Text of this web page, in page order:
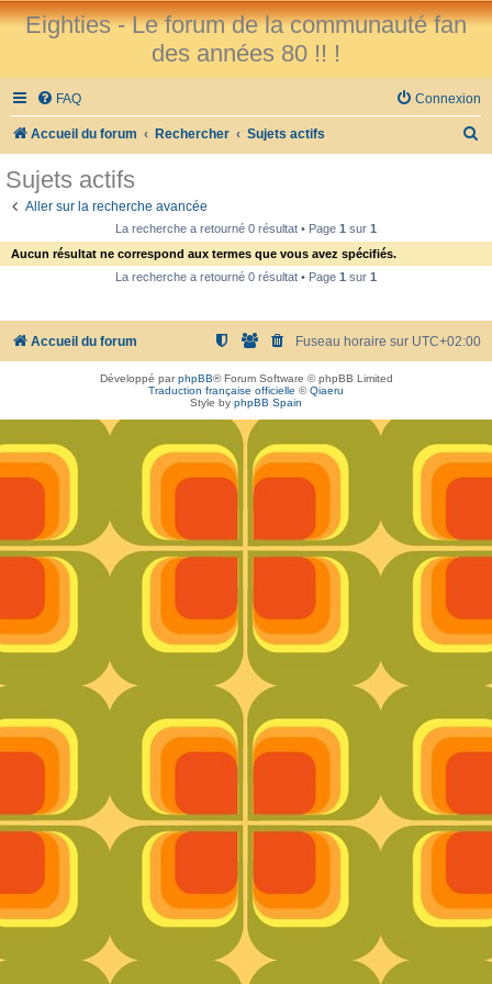
Eighties - Le forum de la communauté fan
des années 80 !! !
FAQ Connexion
Accueil du forum Rechercher Sujets actifs
e
Sujets actifs
Aller sur la recherche avancée
La recherche a retourné 0 résultat • Page 1 sur 1
Aucun résultat ne correspond aux termes que vous avez spécifiés.
La recherche a retourné 0 résultat • Page 1 sur 1
Accueil du forum Fuseau horaire sur UTC+02:00
Développé parphpBB® Forum Software © phpBB Limited
Traduction française officielle ©Qiaeru
Style by phpBB Spain